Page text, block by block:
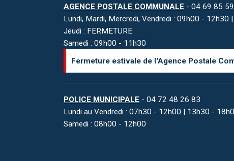
AGENCE POSTALE COMMUNALE - 04 69 85
Lundi, Mardi, Mercredi, Vendredi : 09h00 - 12h30
Jeudi : FERMETURE
Samedi : 09h00 - 11h30
Fermeture estivale de l'Agence Postale
POLICE MUNICIPALE - 04 72 48 26 83
Lundi au Vendredi : 07h30 - 12h00 | 13h30 -
Samedi : 08h00 - 12h00